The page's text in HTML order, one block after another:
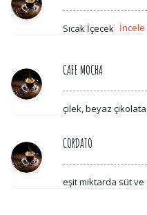
Sıcak İçecek İncele
CAFE MOCHA
çilek, beyaz
CORDATO
eşit miktarda süt